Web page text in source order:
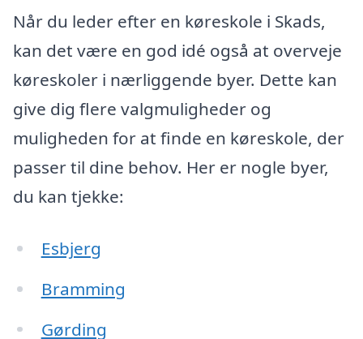
Når du leder efter en køreskole i Skads,
kan det være en god idé også at overveje
køreskoler i nærliggende byer. Dette kan
give dig flere valgmuligheder og
muligheden for at finde en køreskole, der
passer til dine behov. Her er nogle byer,
du kan tjekke:
Esbjerg
Bramming
Gørding